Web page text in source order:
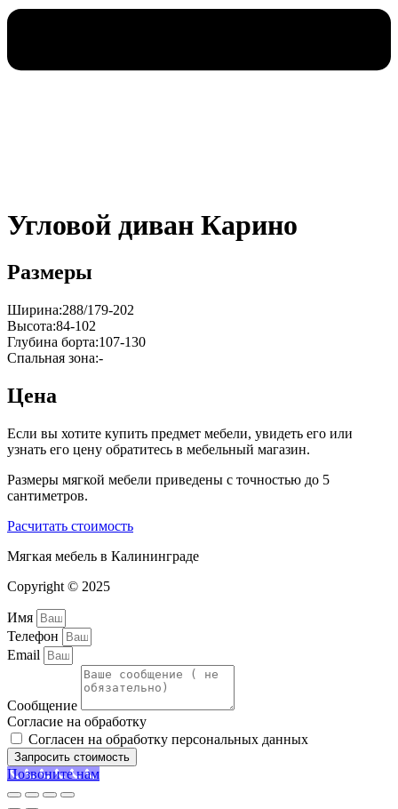
Угловой диван Карино
Размеры
Ширина:288/179-202
Высота:84-102
Глубина борта:107-130
Спальная зона:-
Цена
Если вы хотите купить предмет мебели, увидеть его или
узнать его цену обратитесь в мебельный магазин.
Размеры мягкой мебели приведены с точностью до 5
сантиметров.
Расчитать стоимость
Мягкая мебель в Калининграде
Copyright © 2025
Имя
Телефон
Email
Сообщение
Согласие на обработку
Согласен на обработку персональных данных
Запросить стоимость
Позвоните нам